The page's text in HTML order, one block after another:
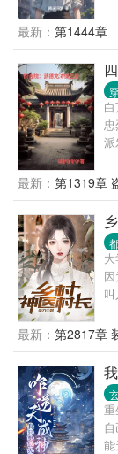
最新： 第1444章
最新： 第1319章
个
的
大
长
最新： 第2817章
重